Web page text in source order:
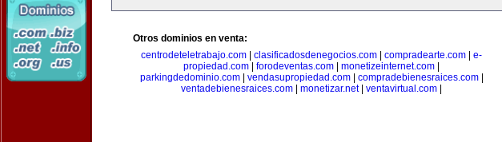
Otros dominios en venta:
centrodeteletrabajo.com
clasificadosdenegocios.com compradearte.com
e-
propiedad.com
forodeventas.com monetizeinternet.com
parkingdedominio.com| vendasupropiedad.com| compradebienesraices.com|
ventadebienesraices.com
monetizar.net| ventavirtual.com